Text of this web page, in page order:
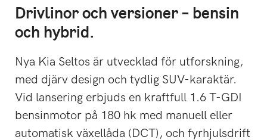
Drivlinor och versioner – bensin
och hybrid.
Nya Kia Seltos är utvecklad för utforskning,
med djärv design och tydlig SUV-karaktär.
Vid lansering erbjuds en kraftfull 1.6 T-GDI
bensinmotor på 180 hk med manuell eller
automatisk växellåda (DCT), och fyrhjulsdrift